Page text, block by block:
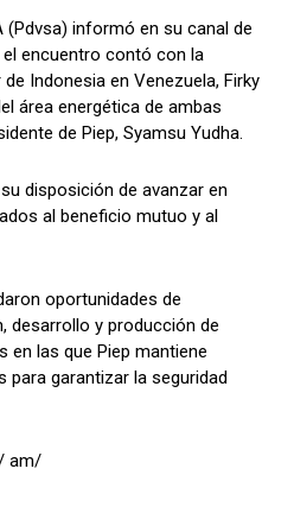
(Pdvsa) informó en su canal de
el encuentro contó con la
Indonesia en Venezuela, Firky
área energética de ambas
de Piep, Syamsu Yudha.
disposición de avanzar en
al beneficio mutuo y al
oportunidades de
desarrollo y producción de
en las que Piep mantiene
para garantizar la seguridad
am/